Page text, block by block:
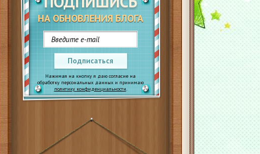
НА ОБНОВЛЕНИЯ БЛОГА
Подписаться
Нажимая на кнопку я даю согласие на
обработку персональных данных и принимаю
политику конфиденциальности.